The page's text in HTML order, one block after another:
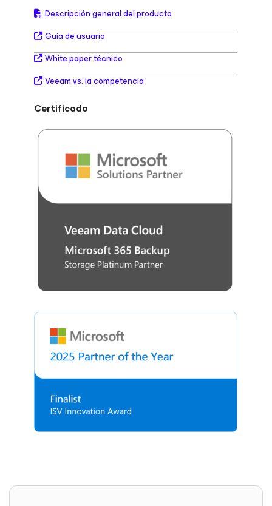
Descripción general del producto
Guía de usuario
White paper técnico
Veeam vs. la competencia
Certificado